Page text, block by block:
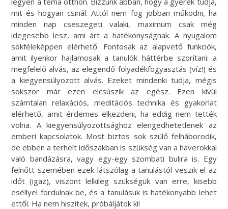
mit és hogyan csinál. Attól nem fog jobban működni, ha
minden nap cseszegeti valaki, maximum csak még
idegesebb lesz, ami árt a hatékonyságnak. A nyugalom
sokféleképpen elérhető. Fontosak az alapvető funkciók,
amit ilyenkor hajlamosak a tanulók háttérbe szorítani: a
megfelelő alvás, az elegendő folyadékfogyasztás (víz!) és
a kiegyensúlyozott alvás. Ezeket mindenki tudja, mégis
sokszor már ezen elcsúszik az egész. Ezen kívül
számtalan relaxációs, meditációs technika és gyakorlat
elérhető, amit érdemes elkezdeni, ha eddig nem tették
volna. A kiegyensúlyozottsághoz elengedhetetlenek az
emberi kapcsolatok. Most biztos sok szülő felháborodik,
de ebben a terhelt időszakban is szükség van a haverokkal
való bandázásra, vagy egy-egy szombati bulira is. Egy
felnőtt szemében ezek látszólag a tanulástól veszik el az
időt (igaz), viszont lelkileg szükségük van erre, kisebb
eséllyel fordulnak be, és a tanulásuk is hatékonyabb lehet
ettől. Ha nem hiszitek, próbáljátok ki!